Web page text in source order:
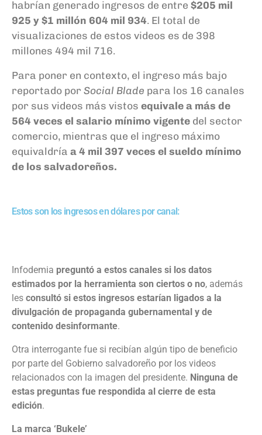
habrían generado ingresos de entre $205 mil
925 y $1 millón 604 mil 934. El total de
visualizaciones de estos videos es de 398
millones 494 mil 716.
Para poner en contexto, el ingreso más bajo
reportado por Social Blade para los 16 canales
por sus videos más vistos equivale a más de
564 veces el salario mínimo vigente del sector
comercio, mientras que el ingreso máximo
equivaldría a 4 mil 397 veces el sueldo mínimo
de los salvadoreños.
Estos son los ingresos en dólares por canal:
Infodemia preguntó a estos canales si los datos
estimados por la herramienta son ciertos o no, además
les consultó si estos ingresos estarían ligados a la
divulgación de propaganda gubernamental y de
contenido desinformante.
Otra interrogante fue si recibían algún tipo de beneficio
por parte del Gobierno salvadoreño por los videos
relacionados con la imagen del presidente. Ninguna de
estas preguntas fue respondida al cierre de esta
edición.
La marca ‘Bukele’